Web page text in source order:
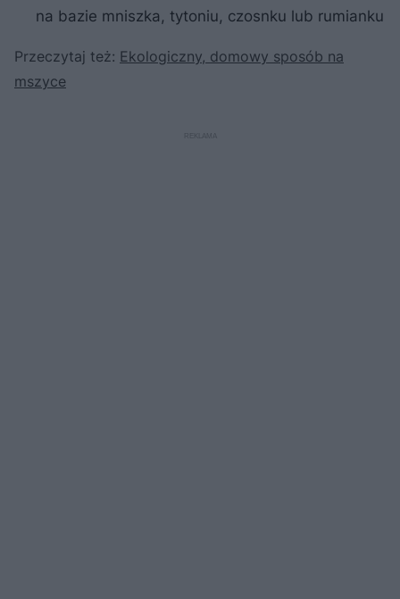
na bazie mniszka, tytoniu, czosnku lub rumianku
Przeczytaj też: Ekologiczny, domowy sposób na
mszyce